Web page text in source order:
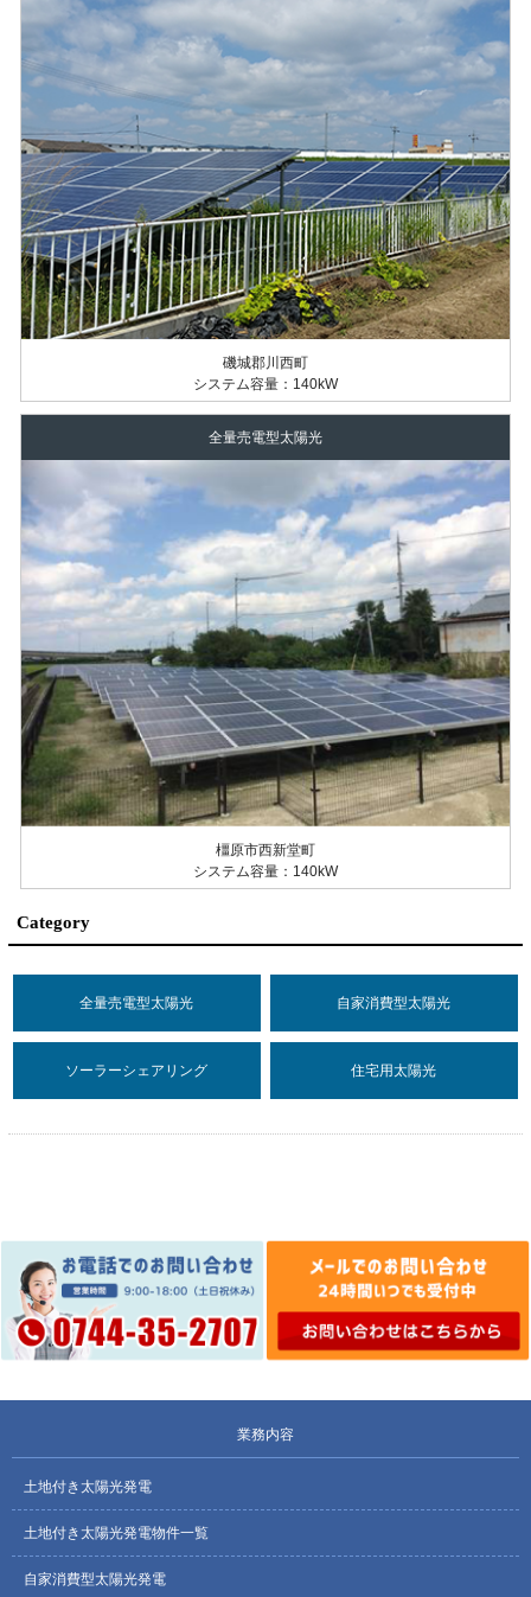
磯城郡川西町
システム容量：140kW
全量売電型太陽光
橿原市西新堂町
システム容量：140kW
Category
全量売電型太陽光 自家消費型太陽光
ソーラーシェアリング 住宅用太陽光
業務内容
土地付き太陽光発電
土地付き太陽光発電物件一覧
自家消費型太陽光発電